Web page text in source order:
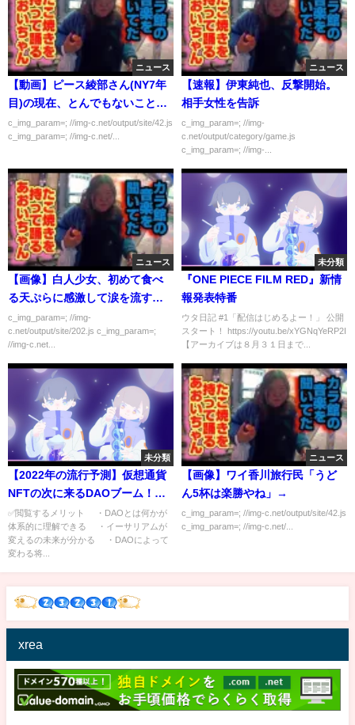
ニュース
【動画】ピース綾部さん(NY7年
目)の現在、とんでもないことに
なっていたｗｗｗｗｗ
c_img_param=; //img-c.net/output/site/42.js
c_img_param=; //img-c.net/...
ニュース
【速報】伊東純也、反撃開始。
相手女性を告訴
c_img_param=; //img-
c.net/output/category/game.js
c_img_param=; //img-...
ニュース
【画像】白人少女、初めて食べ
る天ぷらに感激して涙を流すｗ
ｗｗｗｗ
c_img_param=; //img-
c.net/output/site/202.js c_img_param=;
//img-c.net...
未分類
『ONE PIECE FILM RED』新情
報発表特番
ウタ日記 #1「配信はじめるよー！」 公開
スタート！ https://youtu.be/xYGNqYeRP2I
【アーカイブは８月３１日まで...
未分類
【2022年の流行予測】仮想通貨
NFTの次に来るDAOブーム！そ
の狙いとは？ 今知っておきた
い働き方が変わる話 ＃０５
６ Facebook Web3 暗号資
✅閲覧するメリット ・DAOとは何かが
体系的に理解できる ・イーサリアムが
変えるの未来が分かる ・DAOによって
変わる将...
ニュース
【画像】ワイ香川旅行民「うど
ん5杯は楽勝やね」→
c_img_param=; //img-c.net/output/site/42.js
c_img_param=; //img-c.net/...
xrea